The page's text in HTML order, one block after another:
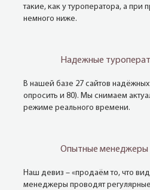
такие, как у туроператора, а при
немного ниже.
Надежные
В нашей базе 27 сайтов
опросить и 80). Мы снимаем
режиме реального времени.
Опытные менеджеры
Наш девиз – «продаём то, что
менеджеры проводят